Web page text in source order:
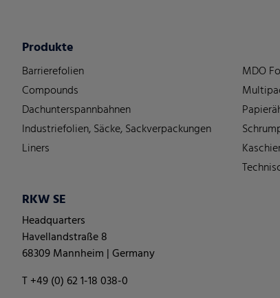
Produkte
Barrierefolien
Compounds
Dachunterspannbahnen
Industriefolien, Säcke, Sackverpackungen
Liners
MDO
RKW SE
Headquarters
Havellandstraße 8
68309 Mannheim | Germany
T +49 (0) 62 1-18 038-0